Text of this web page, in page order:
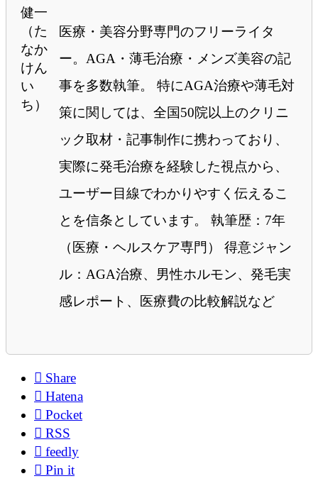
医療・美容分野専門のフリーライタ
ー。AGA・薄毛治療・メンズ美容の記
事を多数執筆。 特にAGA治療や薄毛対
策に関しては、全国50院以上のクリニ
ック取材・記事制作に携わっており、
実際に発毛治療を経験した視点から、
ユーザー目線でわかりやすく伝えるこ
とを信条としています。 執筆歴：7年
（医療・ヘルスケア専門） 得意ジャン
ル：AGA治療、男性ホルモン、発毛実
感レポート、医療費の比較解説など
 Share
 Hatena
 Pocket
 RSS
 feedly
 Pin it